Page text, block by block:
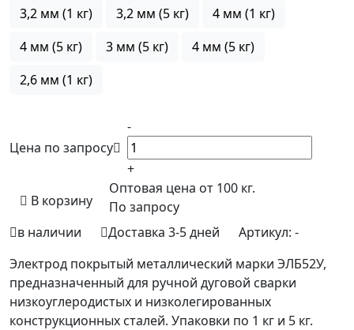
3,2 мм (1 кг)
3,2 мм (5 кг)
4 мм (1 кг)
4 мм (5 кг)
3 мм (5 кг)
4 мм (5 кг)
2,6 мм (1 кг)
Цена по запросу
-
+
В корзину
Оптовая цена от 100 кг.
По запросу
в наличии
Доставка 3-5 дней Артикул: -
Электрод покрытый металлический марки ЭЛБ52У,
предназначенный для ручной дуговой сварки
низкоуглеродистых и низколегированных
конструкционных сталей. Упаковки по 1 кг и 5 кг.